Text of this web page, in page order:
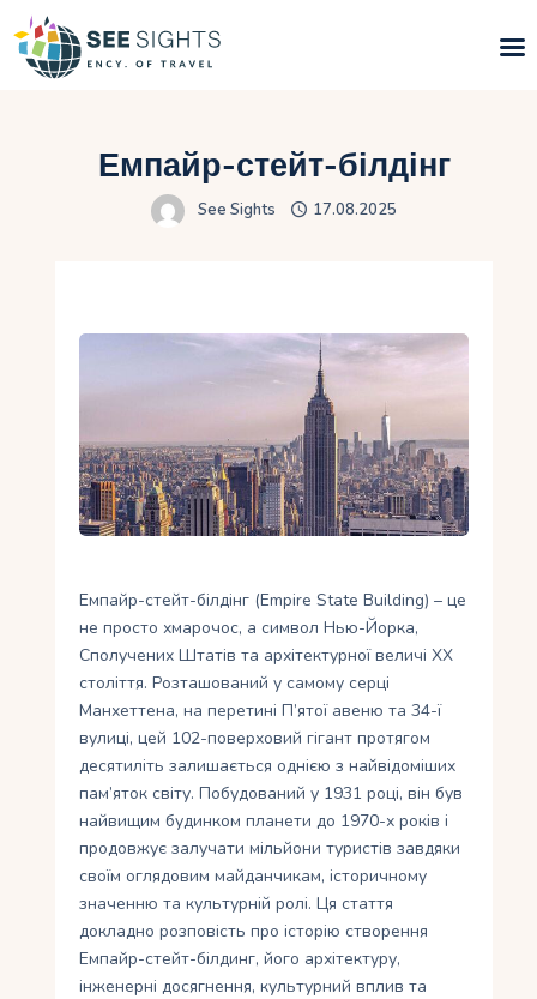
Гарячі тури
Контакти
Емпайр-стейт-білдінг
See Sights 17.08.2025
Емпайр-стейт-білдінг (Empire State Building) – це
не просто хмарочос, а символ Нью-Йорка,
Сполучених Штатів та архітектурної величі XX
століття. Розташований у самому серці
Манхеттена, на перетині П’ятої авеню та 34-ї
вулиці, цей 102-поверховий гігант протягом
десятиліть залишається однією з найвідоміших
пам’яток світу. Побудований у 1931 році, він був
найвищим будинком планети до 1970-х років і
продовжує залучати мільйони туристів завдяки
своїм оглядовим майданчикам, історичному
значенню та культурній ролі. Ця стаття
докладно розповість про історію створення
Емпайр-стейт-білдинг, його архітектуру,
інженерні досягнення, культурний вплив та